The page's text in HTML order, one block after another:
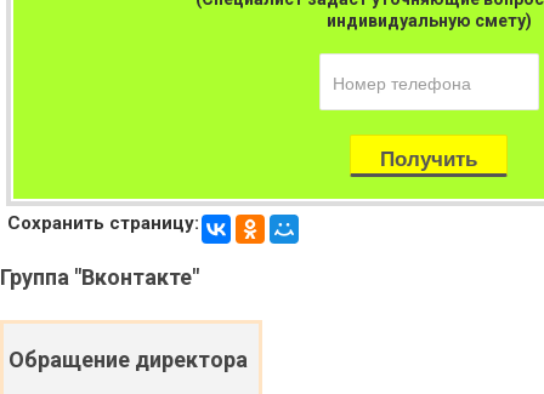
индивидуальную смету)
Сохранить страницу:
Группа "Вконтакте"
Обращение директора